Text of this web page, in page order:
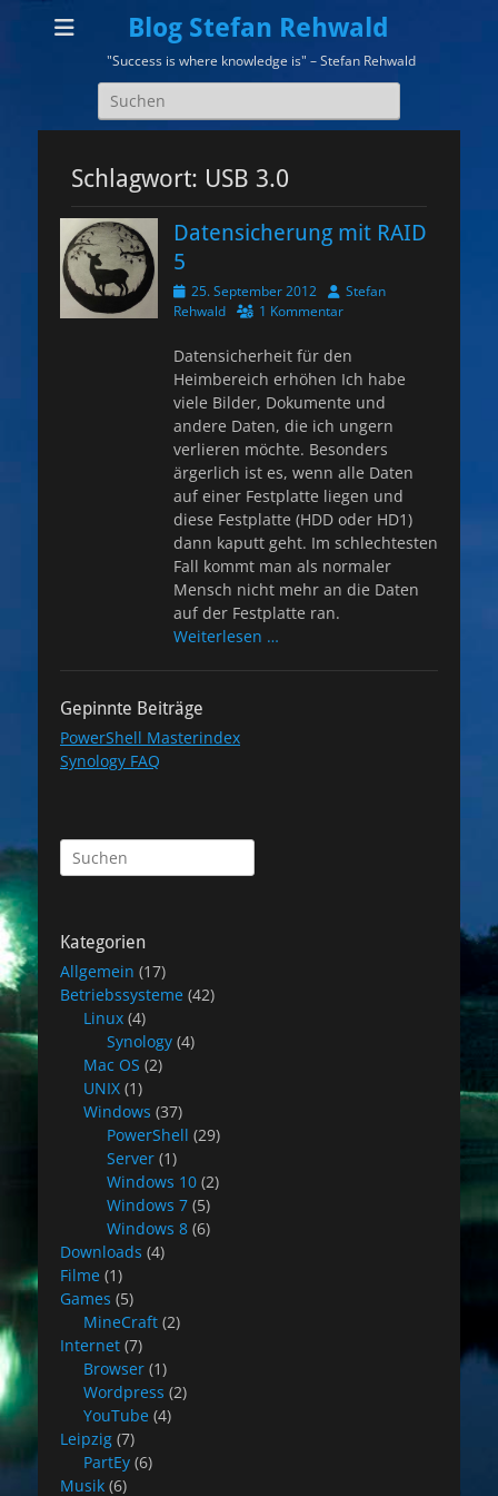
Blog Stefan Rehwald
"Success is where knowledge is" – Stefan Rehwald
Suchen
nach:
Schlagwort: USB 3.0
Datensicherung mit RAID
5
Veröffentlicht
am
25. September 2012 AutorStefan
Rehwald
1 Kommentar
Datensicherheit für den
Heimbereich erhöhen Ich habe
viele Bilder, Dokumente und
andere Daten, die ich ungern
verlieren möchte. Besonders
ärgerlich ist es, wenn alle Daten
auf einer Festplatte liegen und
diese Festplatte (HDD oder HD1)
dann kaputt geht. Im schlechtesten
Fall kommt man als normaler
Mensch nicht mehr an die Daten
auf der Festplatte ran.
Weiterlesen …
Gepinnte Beiträge
PowerShell Masterindex
Synology FAQ
Suchen
nach:
Kategorien
Allgemein (17)
Betriebssysteme (42)
Linux (4)
Synology (4)
Mac OS (2)
UNIX (1)
Windows (37)
PowerShell (29)
Server (1)
Windows 10 (2)
Windows 7 (5)
Windows 8 (6)
Downloads (4)
Filme (1)
Games (5)
MineCraft (2)
Internet (7)
Browser (1)
Wordpress (2)
YouTube (4)
Leipzig (7)
PartEy (6)
Musik (6)